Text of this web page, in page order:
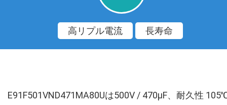
高リプル電流 長寿命
E91F501VND471MA80Uは500V / 470µF、耐久性